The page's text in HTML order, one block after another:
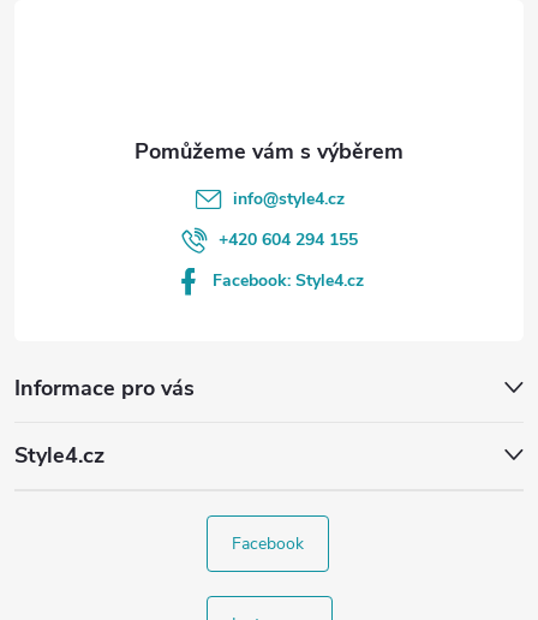
Informace pro vás
Style4.cz
info@style4.cz
+420 604 294 155
Facebook: Style4.cz
Facebook